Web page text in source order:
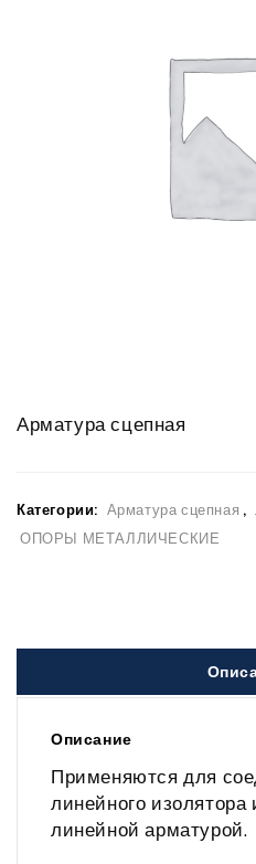
Арматура сцепная
Категории: Арматура сцепная ,
ОПОРЫ МЕТАЛЛИЧЕСКИЕ
Описание
Применяются для
линейного изолятора
линейной арматурой.